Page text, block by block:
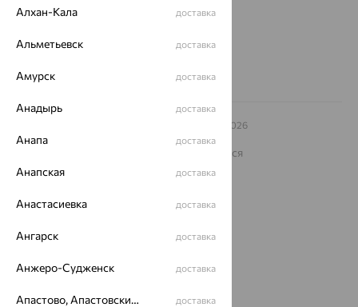
8 (800) 250-02-30
– 2026
Архив акций
Карта сайта
На информационном ресурсе применяются
Политика конфеденциальности
Алхан-Кала доставка
Альметьевск доставка
Амурск доставка
Анадырь доставка
Анапа доставка
Анапская доставка
Анастасиевка доставка
Ангарск доставка
Анжеро-Судженск доставка
Апастово, Апастовский район доставка